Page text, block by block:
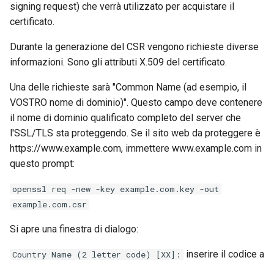
signing request) che verrà utilizzato per acquistare il
certificato.
Durante la generazione del CSR vengono richieste diverse
informazioni. Sono gli attributi X.509 del certificato.
Una delle richieste sarà "Common Name (ad esempio, il
VOSTRO nome di dominio)". Questo campo deve contenere
il nome di dominio qualificato completo del server che
l'SSL/TLS sta proteggendo. Se il sito web da proteggere è
https://www.example.com, immettere www.example.com in
questo prompt:
openssl req -new -key example.com.key -out
example.com.csr
Si apre una finestra di dialogo:
Country Name (2 letter code) [XX]:
inserire il codice a